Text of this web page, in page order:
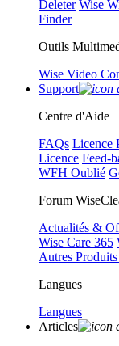
Deleter Wise
Finder
Outils
Wise Video
Support
Centre d'Aide
FAQs Licence
Licence Feed-
WFH Oublié
Forum
Actualités &
Wise Care 365
Autres
Langues
Langues
Articles